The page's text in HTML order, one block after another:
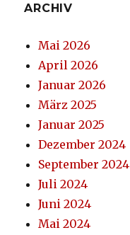
ARCHIV
Mai 2026
April 2026
Januar 2026
März 2025
Januar 2025
Dezember 2024
September 2024
Juli 2024
Juni 2024
Mai 2024